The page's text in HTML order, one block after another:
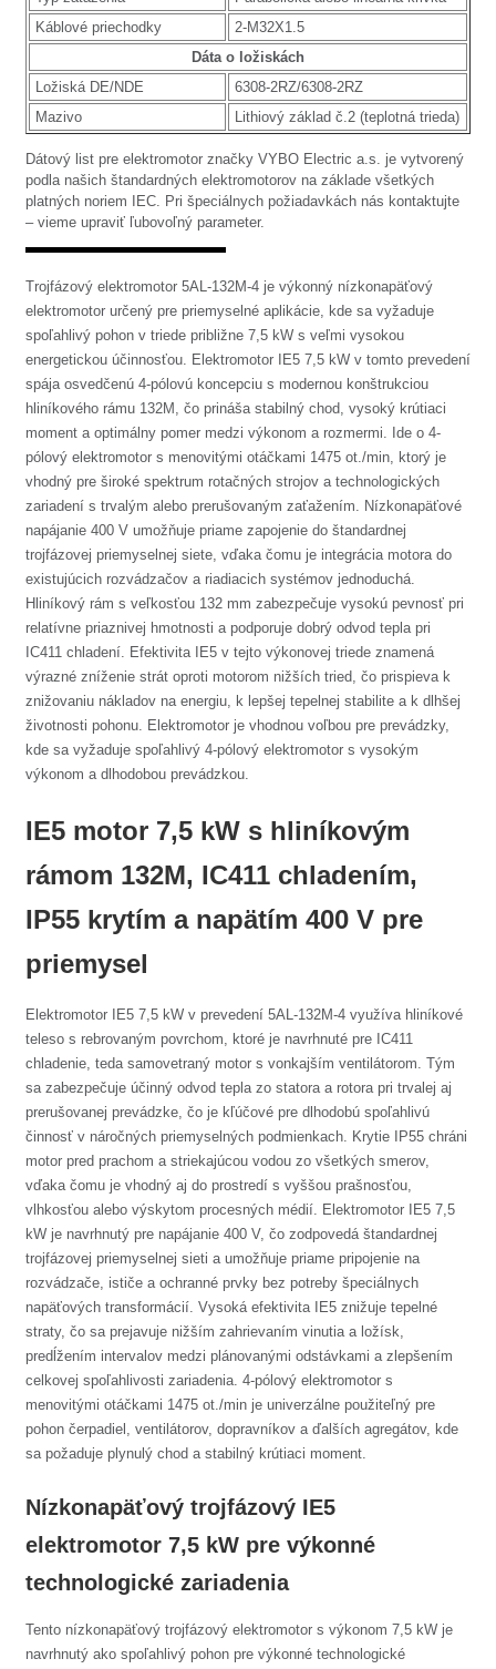
Káblové priechodky
2-M32X1.5
Dáta o ložiskách
Ložiská DE/NDE
6308-2RZ/6308-2RZ
Mazivo
Lithiový základ č.2 (teplotná trieda)
Dátový list pre elektromotor značky VYBO Electric a.s. je vytvorený
podla našich štandardných elektromotorov na základe všetkých
platných noriem IEC. Pri špeciálnych požiadavkách nás kontaktujte
– vieme upraviť ľubovoľný parameter.
Trojfázový elektromotor 5AL-132M-4 je výkonný nízkonapäťový
elektromotor určený pre priemyselné aplikácie, kde sa vyžaduje
spoľahlivý pohon v triede približne 7,5 kW s veľmi vysokou
energetickou účinnosťou. Elektromotor IE5 7,5 kW v tomto prevedení
spája osvedčenú 4-pólovú koncepciu s modernou konštrukciou
hliníkového rámu 132M, čo prináša stabilný chod, vysoký krútiaci
moment a optimálny pomer medzi výkonom a rozmermi. Ide o 4-
pólový elektromotor s menovitými otáčkami 1475 ot./min, ktorý je
vhodný pre široké spektrum rotačných strojov a technologických
zariadení s trvalým alebo prerušovaným zaťažením. Nízkonapäťové
napájanie 400 V umožňuje priame zapojenie do štandardnej
trojfázovej priemyselnej siete, vďaka čomu je integrácia motora do
existujúcich rozvádzačov a riadiacich systémov jednoduchá.
Hliníkový rám s veľkosťou 132 mm zabezpečuje vysokú pevnosť pri
relatívne priaznivej hmotnosti a podporuje dobrý odvod tepla pri
IC411 chladení. Efektivita IE5 v tejto výkonovej triede znamená
výrazné zníženie strát oproti motorom nižších tried, čo prispieva k
znižovaniu nákladov na energiu, k lepšej tepelnej stabilite a k dlhšej
životnosti pohonu. Elektromotor je vhodnou voľbou pre prevádzky,
kde sa vyžaduje spoľahlivý 4-pólový elektromotor s vysokým
výkonom a dlhodobou prevádzkou.
IE5 motor 7,5 kW s hliníkovým
rámom 132M, IC411 chladením,
IP55 krytím a napätím 400 V pre
priemysel
Elektromotor IE5 7,5 kW v prevedení 5AL-132M-4 využíva hliníkové
teleso s rebrovaným povrchom, ktoré je navrhnuté pre IC411
chladenie, teda samovetraný motor s vonkajším ventilátorom. Tým
sa zabezpečuje účinný odvod tepla zo statora a rotora pri trvalej aj
prerušovanej prevádzke, čo je kľúčové pre dlhodobú spoľahlivú
činnosť v náročných priemyselných podmienkach. Krytie IP55 chráni
motor pred prachom a striekajúcou vodou zo všetkých smerov,
vďaka čomu je vhodný aj do prostredí s vyššou prašnosťou,
vlhkosťou alebo výskytom procesných médií. Elektromotor IE5 7,5
kW je navrhnutý pre napájanie 400 V, čo zodpovedá štandardnej
trojfázovej priemyselnej sieti a umožňuje priame pripojenie na
rozvádzače, ističe a ochranné prvky bez potreby špeciálnych
napäťových transformácií. Vysoká efektivita IE5 znižuje tepelné
straty, čo sa prejavuje nižším zahrievaním vinutia a ložísk,
predĺžením intervalov medzi plánovanými odstávkami a zlepšením
celkovej spoľahlivosti zariadenia. 4-pólový elektromotor s
menovitými otáčkami 1475 ot./min je univerzálne použiteľný pre
pohon čerpadiel, ventilátorov, dopravníkov a ďalších agregátov, kde
sa požaduje plynulý chod a stabilný krútiaci moment.
Nízkonapäťový trojfázový IE5
elektromotor 7,5 kW pre výkonné
technologické zariadenia
Tento nízkonapäťový trojfázový elektromotor s výkonom 7,5 kW je
navrhnutý ako spoľahlivý pohon pre výkonné technologické